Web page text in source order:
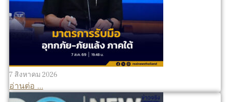
7 สิงหาคม 2026
อ่านต่อ ...